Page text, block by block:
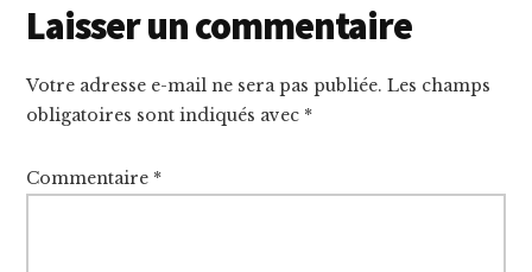
Interactions
du
lecteur
Laisser un commentaire
Votre adresse e-mail ne sera pas publiée. Les champs
obligatoires sont indiqués avec *
Commentaire *